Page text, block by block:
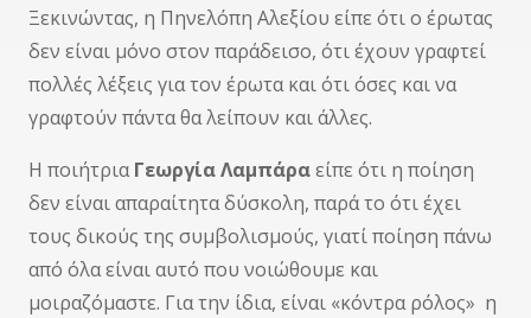
Ξεκινώντας, η Πηνελόπη Αλεξίου είπε ότι ο έρωτας
δεν είναι μόνο στον παράδεισο, ότι έχουν γραφτεί
πολλές λέξεις για τον έρωτα και ότι όσες και να
γραφτούν πάντα θα λείπουν και άλλες.
Η ποιήτριαΓεωργία Λαμπάραείπε ότι η ποίηση
δεν είναι απαραίτητα δύσκολη, παρά το ότι έχει
τους δικούς της συμβολισμούς, γιατί ποίηση πάνω
από όλα είναι αυτό που νοιώθουμε και
μοιραζόμαστε. Για την ίδια, είναι «κόντρα ρόλος» η